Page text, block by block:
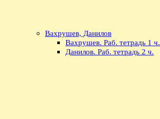
Вахрушев, Данилов
Вахрушев. Раб. тетрадь 1 ч.
Данилов. Раб. тетрадь 2 ч.